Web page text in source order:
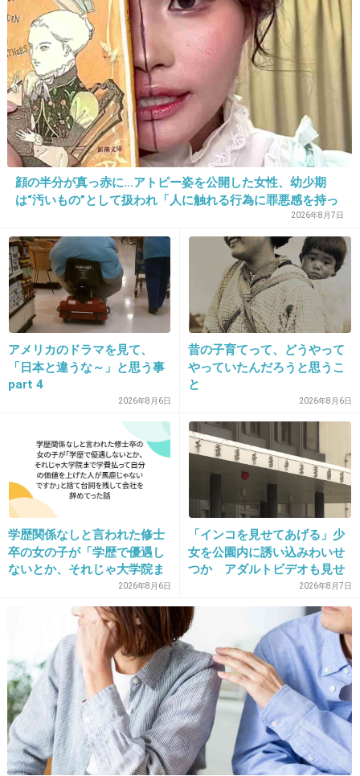
顔の半分が真っ赤に…アトピー姿を公開した女性、幼少期
は“汚いもの”として扱われ「人に触れる行為に罪悪感を持っ
2026年8月7日
アメリカのドラマを見て、
「日本と違うな～」と思う事
part 4
2026年8月6日
昔の子育てって、どうやって
やっていたんだろうと思うこ
と
2026年8月6日
学歴関係なしと言われた修士
卒の女の子が「学歴で優遇し
ないとか、それじゃ大学院ま
で学費払って自分の価値を上
げた人が馬鹿じゃないです
か」と捨て台詞を残し会社を
辞めてった
2026年8月6日
「インコを見せてあげる」少
女を公園内に誘い込みわいせ
つか アダルトビデオも見せ
「どのような顔をするのか性
的な興味湧いた」75歳男を逮
捕
2026年8月7日